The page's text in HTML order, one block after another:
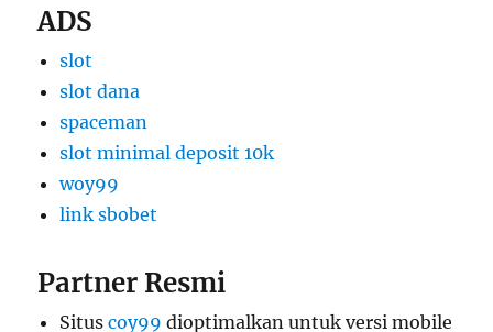
ADS
slot
slot dana
spaceman
slot minimal deposit 10k
woy99
link sbobet
Partner Resmi
Situscoy99 dioptimalkan untuk versi mobile